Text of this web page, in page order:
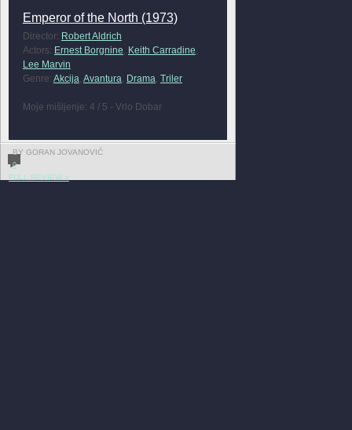
Emperor of the North (1973)
Director: Robert Aldrich
Actors: Ernest Borgnine, Keith Carradine,
Lee Marvin
Genre: Akcija, Avantura, Drama, Triler
Moje mišljenje: 4 / 5 - Vrlo Dobar
BY GORAN JOVANOVIĆ
0
FULL REVIEW »